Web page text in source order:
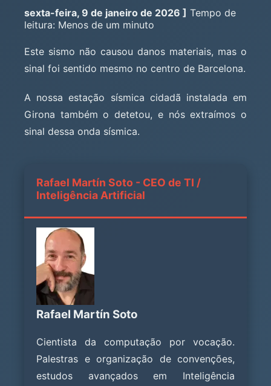
sexta-feira, 9 de janeiro de 2026 ] Tempo de
leitura: Menos de um minuto
Este sismo não causou danos materiais, mas o
sinal foi sentido mesmo no centro de Barcelona.
A nossa estação sísmica cidadã instalada em
Girona também o detetou, e nós extraímos o
sinal dessa onda sísmica.
Rafael Martín Soto - CEO de TI /
Inteligência Artificial
Rafael Martín Soto
Cientista da computação por vocação.
Palestras e organização de convenções,
estudos avançados em Inteligência